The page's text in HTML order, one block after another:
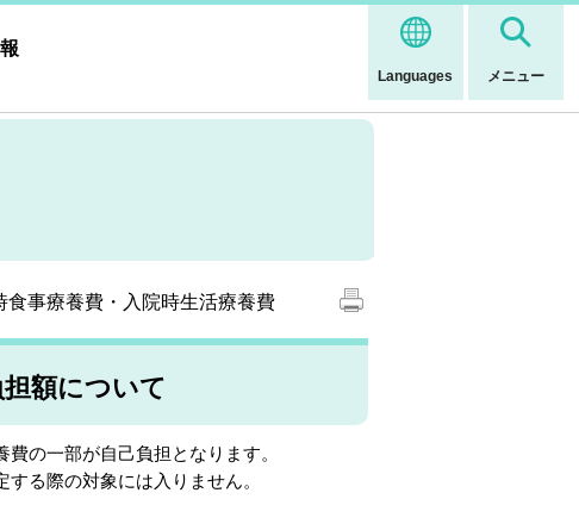
Languages メニュー
食事療養費・入院時生活療養費
額について
の一部が自己負担となります。
る際の対象には入りません。